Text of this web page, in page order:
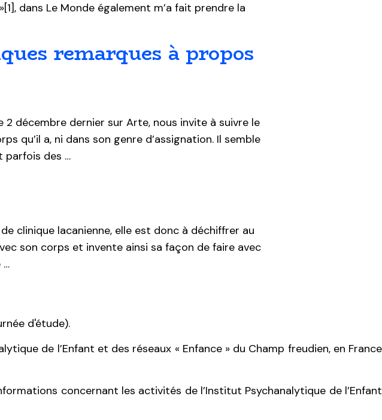
dans Le Monde également m’a fait prendre la
remarques à propos
décembre dernier sur Arte, nous invite à suivre le
qu’il a, ni dans son genre d’assignation. Il semble
parfois des …
clinique lacanienne, elle est donc à déchiffrer au
son corps et invente ainsi sa façon de faire avec
…
d'étude).
de l’Enfant et des réseaux « Enfance » du Champ freudien, en France
concernant les activités de l’Institut Psychanalytique de l’Enfant